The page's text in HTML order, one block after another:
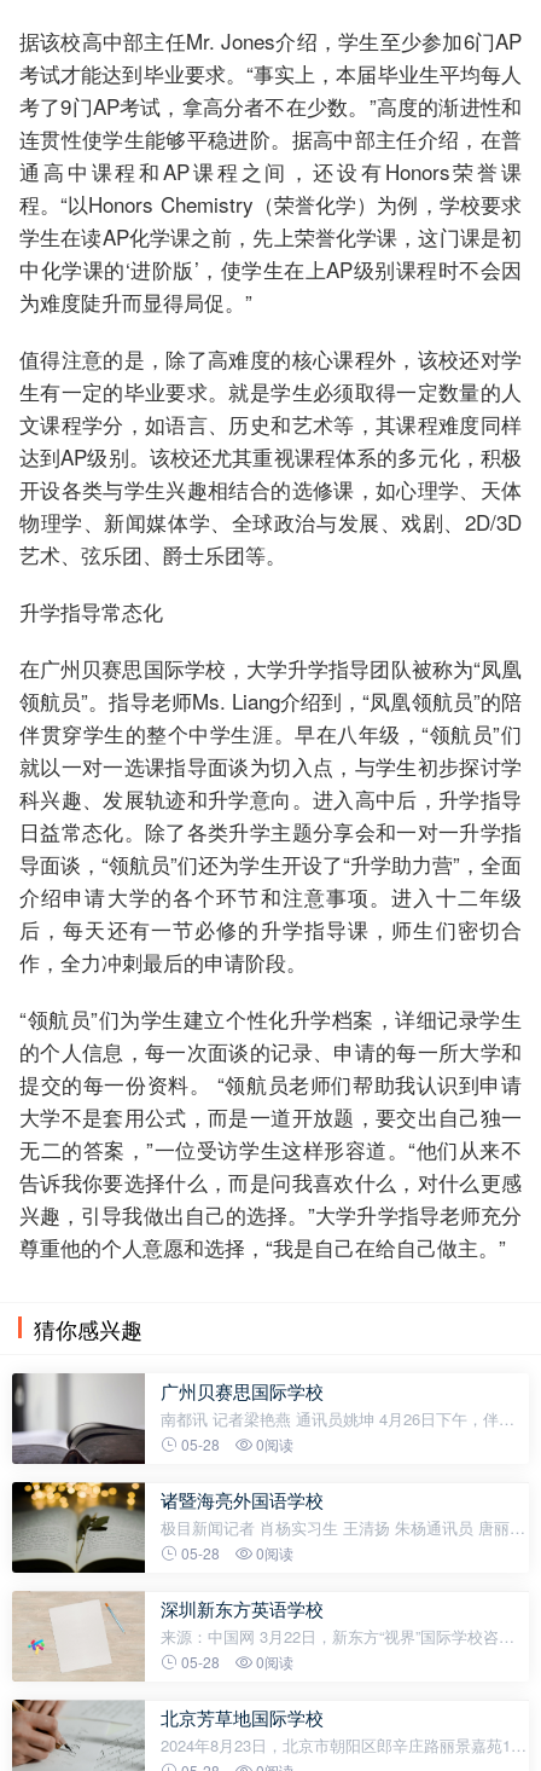
据该校高中部主任Mr. Jones介绍，学生至少参加6门AP
考试才能达到毕业要求。“事实上，本届毕业生平均每人
考了9门AP考试，拿高分者不在少数。”高度的渐进性和
连贯性使学生能够平稳进阶。据高中部主任介绍，在普
通高中课程和AP课程之间，还设有Honors荣誉课
程。“以Honors Chemistry（荣誉化学）为例，学校要求
学生在读AP化学课之前，先上荣誉化学课，这门课是初
中化学课的‘进阶版’，使学生在上AP级别课程时不会因
为难度陡升而显得局促。”
值得注意的是，除了高难度的核心课程外，该校还对学
生有一定的毕业要求。就是学生必须取得一定数量的人
文课程学分，如语言、历史和艺术等，其课程难度同样
达到AP级别。该校还尤其重视课程体系的多元化，积极
开设各类与学生兴趣相结合的选修课，如心理学、天体
物理学、新闻媒体学、全球政治与发展、戏剧、2D/3D
艺术、弦乐团、爵士乐团等。
升学指导常态化
在广州贝赛思国际学校，大学升学指导团队被称为“凤凰
领航员”。指导老师Ms. Liang介绍到，“凤凰领航员”的陪
伴贯穿学生的整个中学生涯。早在八年级，“领航员”们
就以一对一选课指导面谈为切入点，与学生初步探讨学
科兴趣、发展轨迹和升学意向。进入高中后，升学指导
日益常态化。除了各类升学主题分享会和一对一升学指
导面谈，“领航员”们还为学生开设了“升学助力营”，全面
介绍申请大学的各个环节和注意事项。进入十二年级
后，每天还有一节必修的升学指导课，师生们密切合
作，全力冲刺最后的申请阶段。
“领航员”们为学生建立个性化升学档案，详细记录学生
的个人信息，每一次面谈的记录、申请的每一所大学和
提交的每一份资料。 “领航员老师们帮助我认识到申请
大学不是套用公式，而是一道开放题，要交出自己独一
无二的答案，”一位受访学生这样形容道。“他们从来不
告诉我你要选择什么，而是问我喜欢什么，对什么更感
兴趣，引导我做出自己的选择。”大学升学指导老师充分
尊重他的个人意愿和选择，“我是自己在给自己做主。”
猜你感兴趣
广州贝赛思国际学校
南都讯 记者梁艳燕 通讯员姚坤 4月26日下午，伴随
着四月大学申请季的落幕，广州贝赛思国际学校举办
困难重重，在被誉为“最难申请季
05-28 0阅读
诸暨海亮外国语学校
极目新闻记者 肖杨实习生 王清扬 朱杨通讯员 唐丽萍
中考刚刚出分，正值招生季，如何为学生选择适合的
目云探校·2024年武汉高中学
05-28 0阅读
深圳新东方英语学校
来源：中国网 3月22日，新东方“视界”国际学校咨询
服务区域展深圳站在福田区盛大启幕。本次展会汇聚
机构，为意向选择国际教育的
05-28 0阅读
北京芳草地国际学校
2024年8月23日，北京市朝阳区郎辛庄路丽景嘉苑18